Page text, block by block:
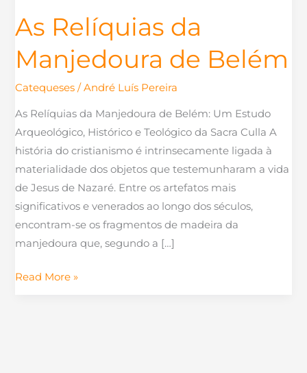
As Relíquias da
Manjedoura de Belém
Catequeses /André Luís Pereira
As Relíquias da Manjedoura de Belém: Um Estudo
Arqueológico, Histórico e Teológico da Sacra Culla A
história do cristianismo é intrinsecamente ligada à
materialidade dos objetos que testemunharam a vida
de Jesus de Nazaré. Entre os artefatos mais
significativos e venerados ao longo dos séculos,
encontram-se os fragmentos de madeira da
manjedoura que, segundo a […]
Read More »